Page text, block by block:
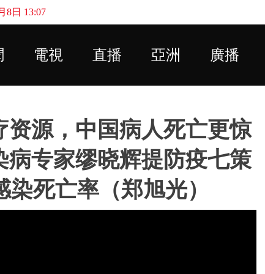
8日 13:07
電視 直播 亞洲 廣播
源，中国病人死亡更惊
病专家缪晓辉提防疫七策
死亡率（郑旭光）